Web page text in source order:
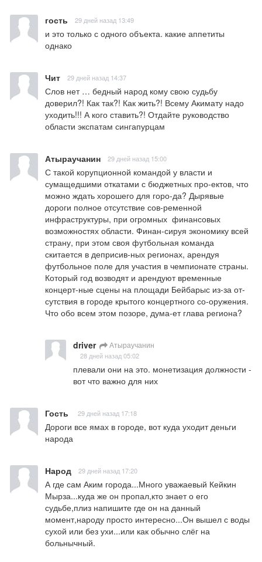
гость 29 дней назад 13:49
и это только с одного объекта. какие аппетиты
однако
Чит 29 дней назад 14:37
Слов нет … бедный народ кому свою судьбу
доверил?! Как так?! Как жить?! Всему Акимату надо
уходить!!! А кого ставить?! Отдайте руководство
области экспатам сингапурцам
Атыраучанин 29 дней назад 15:00
С такой корупционной командой у власти и
сумащедшими откатами с бюджетных про-ектов, что
можно ждать хорошего для горо-да? Дырявые
дороги полное отсутствие сов-ременной
инфраструктуры, при огромных  финансовых
возможностях области. Финан-сируя экономику всей
страну, при этом своя футбольная команда
скитается в деприсив-ных регионах, арендуя
футбольное поле для участия в чемпионате страны.
Который год возводят и арендуют временные
концерт-ные сцены на площади Бейбарыс из-за от-
сутствия в городе крытого концертного со-оружения.
Что обо всем этом позоре, дума-ет глава региона?
driver Атыраучанин
28 дней назад 05:02
плевали они на это. монетизация должности -
вот что важно для них
Гость 29 дней назад 17:18
Дороги все ямах в городе, вот куда уходит деньги
народа
Народ 29 дней назад 17:20
А где сам Аким города...Много уважаевый Кейкин
Мырза...куда же он пропал,кто знает о его
судьбе,плиз напишите где он на данный
момент,народу просто интересно...Он вышел с воды
сухой или без ухи...или как обычно слёг на
больнычный.